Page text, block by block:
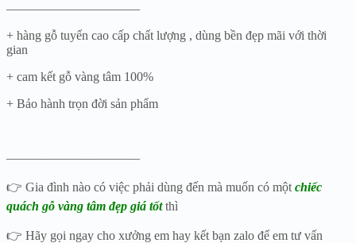
——————————–
+ hàng gỗ tuyển cao cấp chất lượng , dùng bền đẹp mãi với thời
gian
+ cam kết gỗ vàng tâm 100%
+ Bảo hành trọn đời sản phẩm
——————————–
👉 Gia đình nào có việc phải dùng đến mà muốn có một chiếc
quách gỗ vàng tâm đẹp giá tốtthì
👉 Hãy gọi ngay cho xưởng em hay kết bạn zalo để em tư vấn